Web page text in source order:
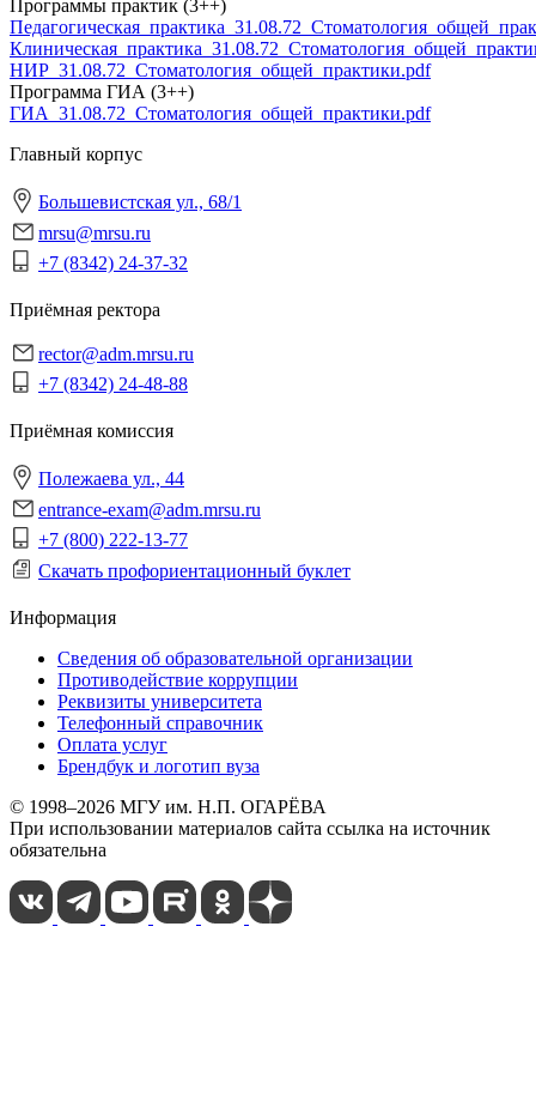
Программы практик (3++)
НИР_31.08.72_Стоматология_общей_практики.pdf
Программа ГИА (3++)
ГИА_31.08.72_Стоматология_общей_практики.pdf
Главный корпус
Большевистская ул., 68/1
mrsu@mrsu.ru
+7 (8342) 24-37-32
Приёмная ректора
rector@adm.mrsu.ru
+7 (8342) 24-48-88
Приёмная комиссия
Полежаева ул., 44
entrance-exam@adm.mrsu.ru
+7 (800) 222-13-77
Скачать профориентационный буклет
Информация
Сведения об образовательной организации
Противодействие коррупции
Реквизиты университета
Телефонный справочник
Оплата услуг
Брендбук и логотип вуза
© 1998–2026 МГУ им. Н.П. ОГАРЁВА
При использовании материалов сайта ссылка на источник
обязательна